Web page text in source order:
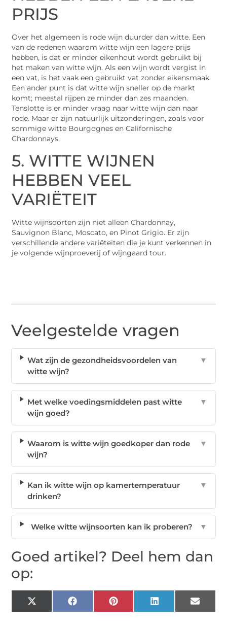
PRIJS
Over het algemeen is rode wijn duurder dan witte. Een
van de redenen waarom witte wijn een lagere prijs
hebben, is dat er minder eikenhout wordt gebruikt bij
het maken van witte wijn. Als een wijn wordt vergist in
een vat, is het vaak een gebruikt vat zonder eikensmaak.
Een ander punt is dat witte wijn sneller op de markt
komt; meestal rijpen ze minder dan zes maanden.
Tenslotte is er minder vraag naar witte wijn dan naar
rode. Maar er zijn natuurlijk uitzonderingen, zoals voor
sommige witte Bourgognes en Californische
Chardonnays.
5. WITTE WIJNEN
HEBBEN VEEL
VARIËTEIT
Witte wijnsoorten zijn niet alleen Chardonnay,
Sauvignon Blanc, Moscato, en Pinot Grigio. Er zijn
verschillende andere variëteiten die je kunt verkennen in
je volgende wijnproeverij of wijngaard tour.
Veelgestelde vragen
Wat zijn de gezondheidsvoordelen van
witte wijn?
▼
Met welke voedingsmiddelen past witte
wijn goed?
▼
Waarom is witte wijn goedkoper dan rode
wijn?
▼
Kan ik witte wijn op kamertemperatuur
drinken?
▼
Welke witte wijnsoorten kan ik proberen? ▼
Goed artikel? Deel hem dan
op:
X
(Twitter)
Facebook Pinterest LinkedIn Email